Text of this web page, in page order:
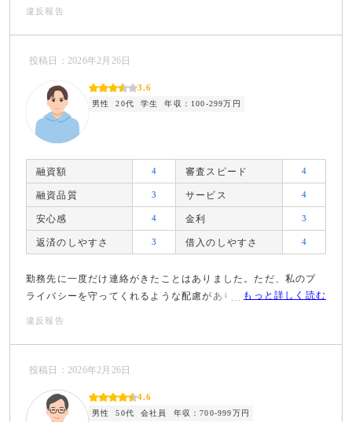
違反報告
投稿日：2026年2月26日
3.6
男性 20代 学生 年収：100-299万円
融資額 4 審査スピード 4
融資品質 3 サービス 4
安心感 4 金利 3
返済のしやすさ 3 借入のしやすさ 4
勤務先に一度だけ連絡がきたことはありました。ただ、私のプ
ライバシーを守ってくれるような配慮があり、良かったです。
もっと詳しく読む
違反報告
投稿日：2026年2月26日
4.6
男性 50代 会社員 年収：700-999万円